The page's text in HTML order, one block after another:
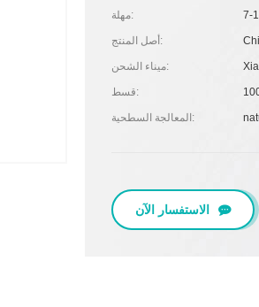
مهلة: 7-
أصل المنتج:
ميناء الشحن:
قسط:
المعالجة السطحية:
الاستفسار الآن